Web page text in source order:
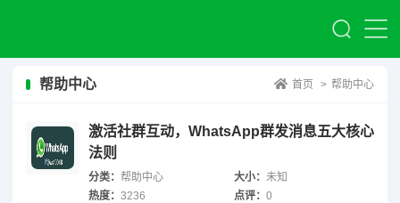
帮助中心 首页 > 帮助中心
激活社群互动，WhatsApp群发消息五大核心
法则
分类： 帮助中心 大小：未知
热度： 3236 点评：0